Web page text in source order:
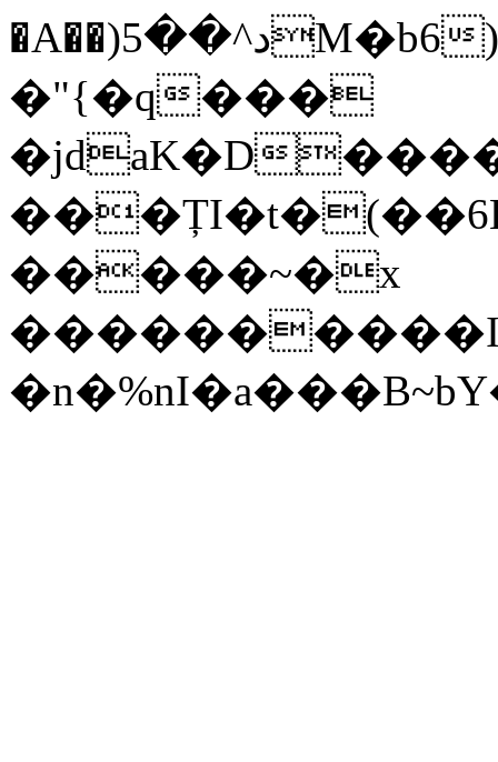
�A��)د^��5M�b6)b��;ɘ.5��������V�]G��|
�"{�q���
�jdaK�D
�����~�x